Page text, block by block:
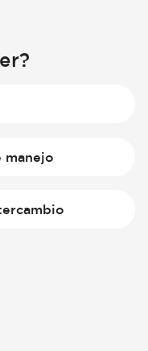
manejo